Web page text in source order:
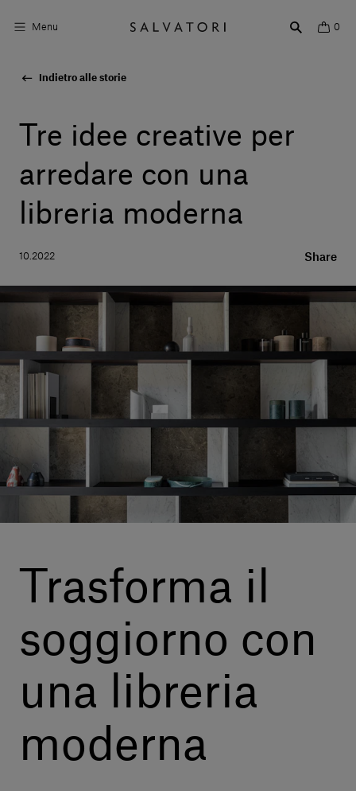
Menu 0
Arredo bagno
Arredo casa
Chi siamo
Vieni a trovarci
Servizi al cliente
Italiano
Indietro alle storie
Tre idee creative per
arredare con una
libreria moderna
10.2022 Share
Trasforma il
soggiorno con
una libreria
moderna